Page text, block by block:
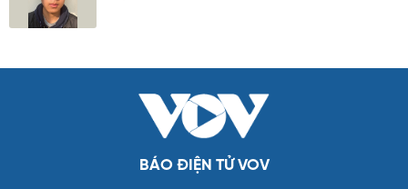
Công nghệ
Sức khỏe
Dinh dưỡng - món ngon
Cây thuốc
Sản phụ khoa
Nam khoa
BÁO ĐIỆN TỬ VOV